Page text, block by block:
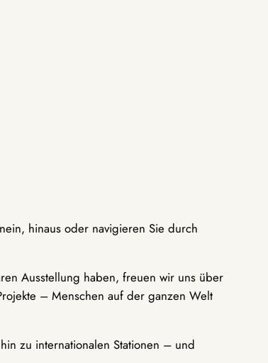
hinaus oder navigieren Sie durch
Ausstellung haben, freuen wir uns über
– Menschen auf der ganzen Welt
zu internationalen Stationen – und